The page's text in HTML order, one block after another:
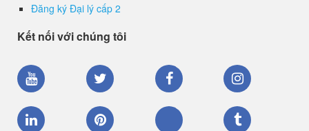
Đăng ký Đại lý cấp 2
Kết nối với chúng tôi